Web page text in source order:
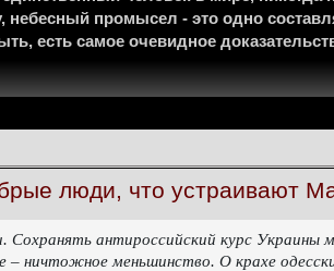
промысел - это одно
есть самое очевидное
люди, что устраивают
антироссийский курс Украины
ничтожное меньшинство. О крахе